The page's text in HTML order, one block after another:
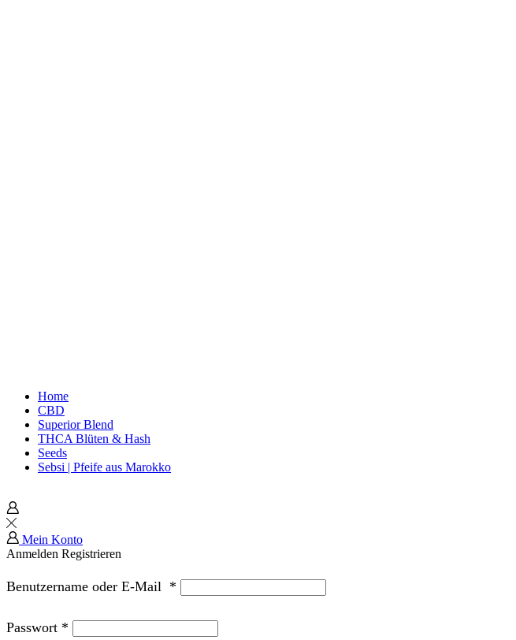
Home
CBD
Superior Blend
THCA Blüten & Hash
Seeds
Sebsi | Pfeife aus Marokko
Mein Konto
Anmelden Registrieren
Benutzername oder E-Mail *
Passwort *